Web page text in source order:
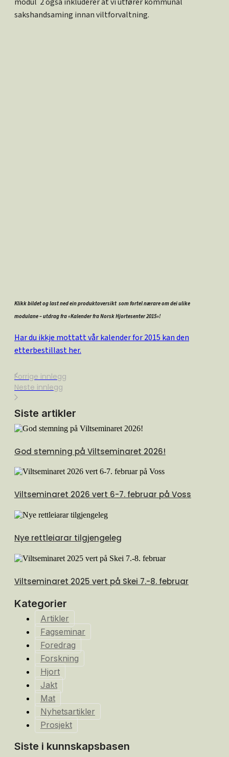
modul 2 også inkluderer at vi utfører kommunal
sakshandsaming innan viltforvaltning.
Klikk bildet og last ned ein produktoversikt som fortel nærare om dei ulike
modulane – utdrag fra «Kalender fra Norsk Hjortesenter 2015»!
Har du ikkje mottatt vår kalender for 2015 kan den
etterbestillast her.
Forrige innlegg
Neste innlegg
Siste artikler
God stemning på Viltseminaret 2026!
Viltseminaret 2026 vert 6-7. februar på Voss
Nye rettleiarar tilgjengeleg
Viltseminaret 2025 vert på Skei 7.-8. februar
Kategorier
Artikler
Fagseminar
Foredrag
Forskning
Hjort
Jakt
Mat
Nyhetsartikler
Prosjekt
Siste i kunnskapsbasen